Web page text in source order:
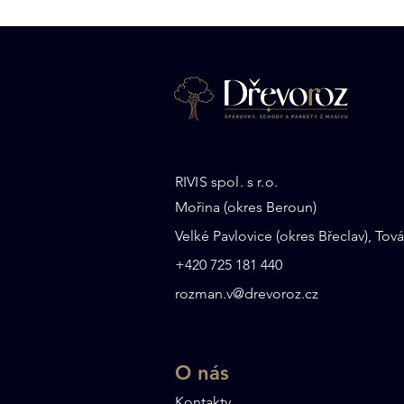
Jasanové dřevo v kuchyni:
funkčnost, estetika a
udržitelnost v jednom
RIVIS spol. s r.o.
Mořina (okres Beroun)
Velké Pavlovice (okres Břeclav),
+420 725 181 440
rozman.v@drevoroz.cz
O nás​